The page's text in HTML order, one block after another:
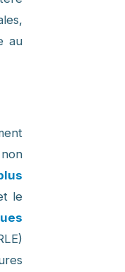
au
le